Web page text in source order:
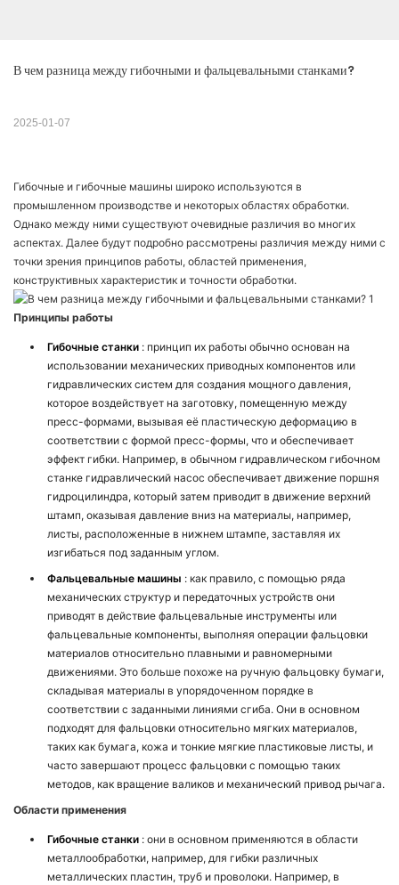
В чем разница между гибочными и фальцевальными станками?
2025-01-07
Гибочные и гибочные машины широко используются в
промышленном производстве и некоторых областях обработки.
Однако между ними существуют очевидные различия во многих
аспектах. Далее будут подробно рассмотрены различия между ними с
точки зрения принципов работы, областей применения,
конструктивных характеристик и точности обработки.
Принципы работы
Гибочные станки : принцип их работы обычно основан на
использовании механических приводных компонентов или
гидравлических систем для создания мощного давления,
которое воздействует на заготовку, помещенную между
пресс-формами, вызывая её пластическую деформацию в
соответствии с формой пресс-формы, что и обеспечивает
эффект гибки. Например, в обычном гидравлическом гибочном
станке гидравлический насос обеспечивает движение поршня
гидроцилиндра, который затем приводит в движение верхний
штамп, оказывая давление вниз на материалы, например,
листы, расположенные в нижнем штампе, заставляя их
изгибаться под заданным углом.
Фальцевальные машины : как правило, с помощью ряда
механических структур и передаточных устройств они
приводят в действие фальцевальные инструменты или
фальцевальные компоненты, выполняя операции фальцовки
материалов относительно плавными и равномерными
движениями. Это больше похоже на ручную фальцовку бумаги,
складывая материалы в упорядоченном порядке в
соответствии с заданными линиями сгиба. Они в основном
подходят для фальцовки относительно мягких материалов,
таких как бумага, кожа и тонкие мягкие пластиковые листы, и
часто завершают процесс фальцовки с помощью таких
методов, как вращение валиков и механический привод рычага.
Области применения
Гибочные станки : они в основном применяются в области
металлообработки, например, для гибки различных
металлических пластин, труб и проволоки. Например, в